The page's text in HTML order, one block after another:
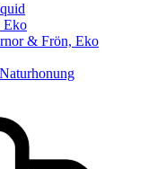
Eko
& Frön, Eko